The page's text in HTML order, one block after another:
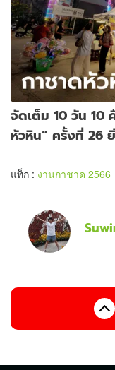
จัดเต็ม 10 วัน 10 คืน! "งานกาชาดและของ
หั
แท็ก : งานกาชาด 2566